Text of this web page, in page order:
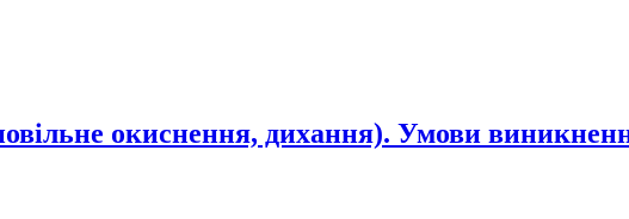
окиснення, дихання). Умови